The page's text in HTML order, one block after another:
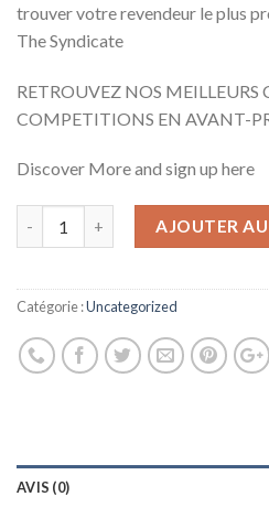
trouver votre revendeur le plus
The Syndicate
RETROUVEZ NOS MEILLEURS
COMPETITIONS EN AVANT-
Discover More and sign up here
AJOUTER AU
Catégorie :Uncategorized
AVIS (0)